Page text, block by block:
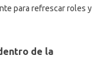
para refrescar roles y
de la